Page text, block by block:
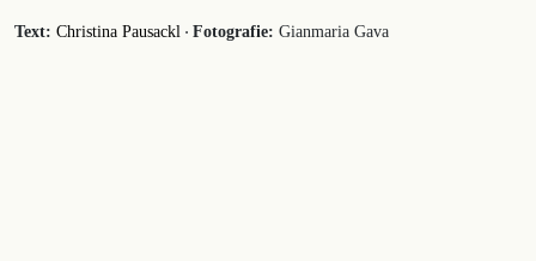
Text: Christina Pausackl · Fotografie: Gianmaria Gava